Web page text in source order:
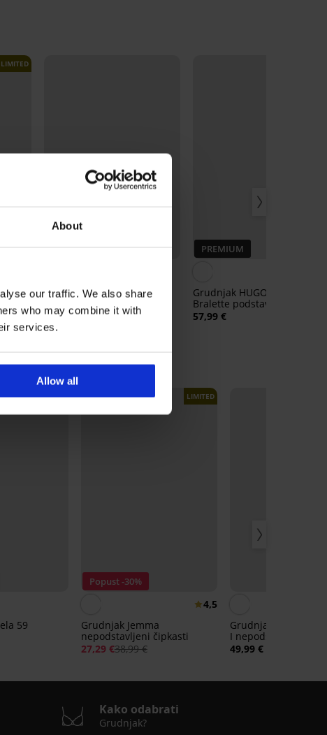
About
our traffic. We also share
who may combine it with
services.
Allow all
LIMITED
Grudnjak Pieces Namee
Triangle s odvojivim
jastučićima
25,99 €
PREMIUM
Grudnjak HUGO Shadow
Bralette podstavljeni
57,99 €
59
Popust -30%
LIMITED
4,5
Grudnjak Jemma
nepodstavljeni čipkasti
27,29 €38,99 €
Grudnjak Timeless
I nepodstavljeni
49,99 €
Kako odabrati
Grudnjak?